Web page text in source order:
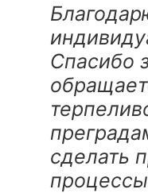
Спасибо
сделать